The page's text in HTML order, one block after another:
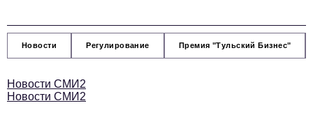
Новости Регулирование Премия "Тульский Бизнес"
Новости СМИ2
Новости СМИ2